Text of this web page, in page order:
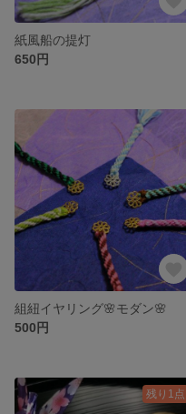
紙風船の提灯
650円
組紐イヤリング🌸モダン🌸
500円
残り1点